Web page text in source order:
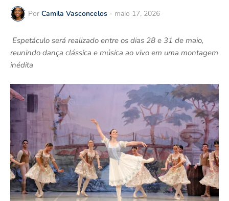
Por Camila Vasconcelos - maio 17, 2026
Espetáculo será realizado entre os dias 28 e 31 de maio,
reunindo dança clássica e música ao vivo em uma montagem
inédita